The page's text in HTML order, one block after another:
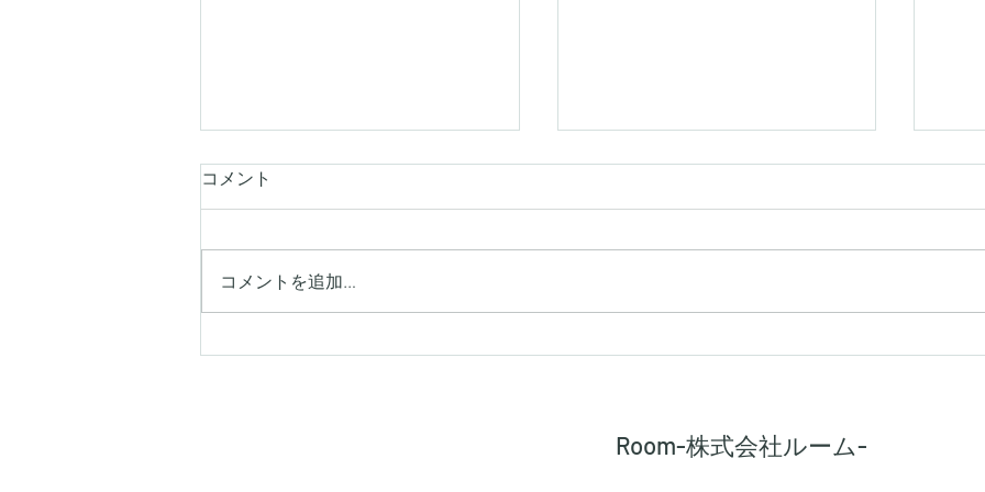
コメント
コメントを追加…
Room-株式会社ルーム-